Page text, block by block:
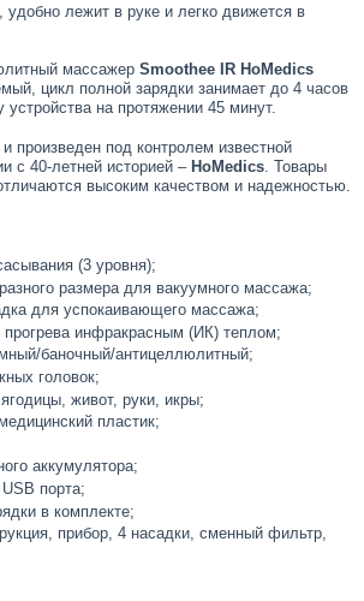
удобно лежит в руке и легко движется в
массажер Smoothee IR HoMedics
цикл полной зарядки занимает до 4 часов
устройства на протяжении 45 минут.
произведен под контролем известной
c 40-летней историей – HoMedics. Товары
высоким качеством и надежностью.
(3 уровня);
размера для вакуумного массажа;
для успокаивающего массажа;
прогрева инфракрасным (ИК) теплом;
баночный/антицеллюлитный;
головок;
живот, руки, икры;
пластик;
аккумулятора;
порта;
в комплекте;
прибор, 4 насадки, сменный фильтр,